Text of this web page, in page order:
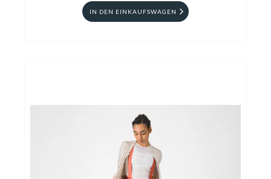
IN DEN EINKAUFSWAGEN